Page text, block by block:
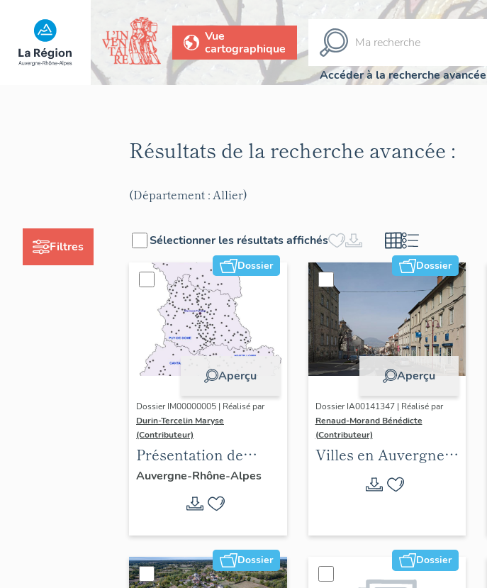
Vue
cartographique
Accéder à la recherche avancée
Filtres
Résultats de la recherche avancée :
(Département : Allier)
Sélectionner les résultats affichés
Dossier
Aperçu
Dossier IM00000005 | Réalisé par
Durin-Tercelin Maryse
(Contributeur)
Présentation de
l’opération tissus et
ornements
liturgiques en
Auvergne
Auvergne-Rhône-Alpes
Dossier
Aperçu
Dossier IA00141347 | Réalisé par
Renaud-Morand Bénédicte
(Contributeur)
Villes en Auvergne :
les formes urbaines
Dossier Dossier